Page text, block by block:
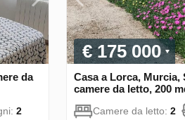
da
2
€ 175 000
Casa a Lorca, Murcia,
camere da letto, 200
Camere da letto: 2